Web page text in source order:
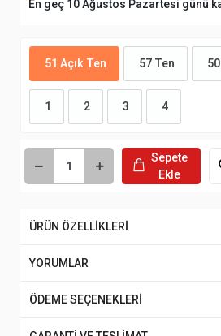
En geç 10 Ağustos Pazartesi günü
51 Açık Ten 57 Ten
1 2 3 4
Sepete
Ekle
ÜRÜN ÖZELLİKLERİ
YORUMLAR
ÖDEME SEÇENEKLERİ